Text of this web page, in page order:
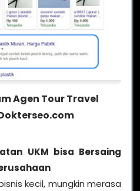
Agen Tour Travel
UKM bisa Bersaing
kecil, mungkin merasa